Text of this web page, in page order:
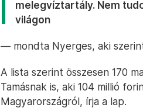
melegvíztartály. Nem
világon
— mondta Nyerges, aki
A lista szerint összesen 170
Tamásnak is, aki 104 millió
Magyarországról, írja a lap.